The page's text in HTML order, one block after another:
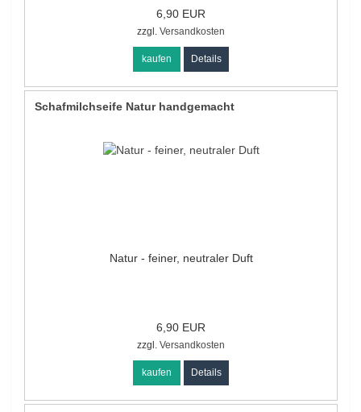
6,90 EUR
zzgl. Versandkosten
kaufen Details
Schafmilchseife Natur handgemacht
Natur - feiner, neutraler Duft
6,90 EUR
zzgl. Versandkosten
kaufen Details